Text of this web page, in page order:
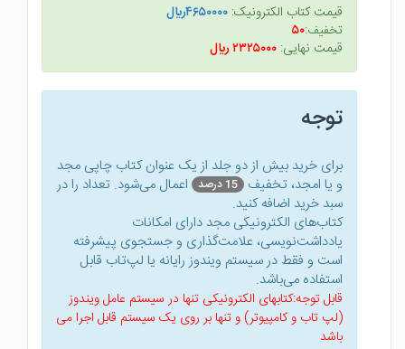
قیمت کتاب الکترونیک: ۴۶۵۰۰۰۰ريال
تخفیف:۵۰
قیمت نهایی: ۲۳۲۵۰۰۰ ريال
توجه
برای خرید بیش از دو جلد از یک عنوان کتاب‌ چاپی مجد
و یا امجد، تخفیف 15 درصد
اعمال می‌شود. تعداد را در
سبد خرید اضافه کنید.
کتاب‌های الکترونیکی مجد دارای امکانات
یادداشت‌نویسی، علامت‌گذاری و جستجوی پیشرفته
است و فقط در سیستم ویندوز رایانه یا لپ‌تاب قابل
استفاده می‌باشد.
قابل توجه:کتابهای الکترونیکی تنها در سیستم عامل ویندوز
(لپ تاب و کامپیوتر) و تنها بر روی یک سیستم قابل اجرا می
باشد